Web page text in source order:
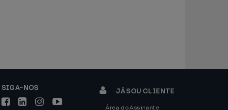
SIGA-NOS JÁ SOU CLIENTE
Área do Assinante